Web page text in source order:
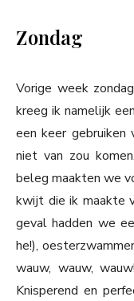
Zondag
Vorige week
kreeg ik namelijk
een keer gebruiken
niet van zou
beleg maakten we
kwijt die ik maakte
geval hadden we
he!),
wauw, wauw,
Knisperend en